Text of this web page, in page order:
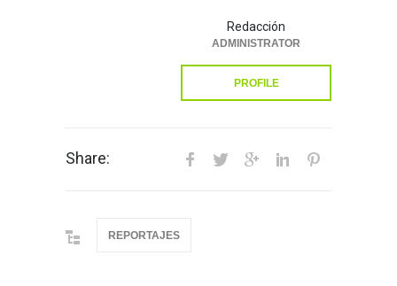
Redacción
ADMINISTRATOR
PROFILE
Share:
REPORTAJES